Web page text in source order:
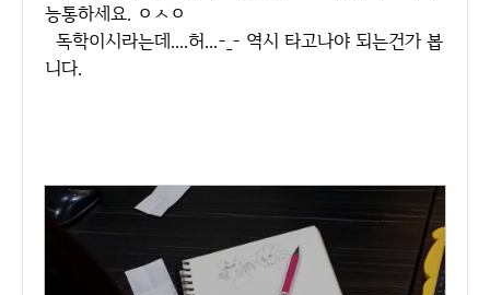
능통하세요. ㅇㅅㅇ
독학이시라는데....허...-_- 역시 타고나야 되는건가 봅
니다.